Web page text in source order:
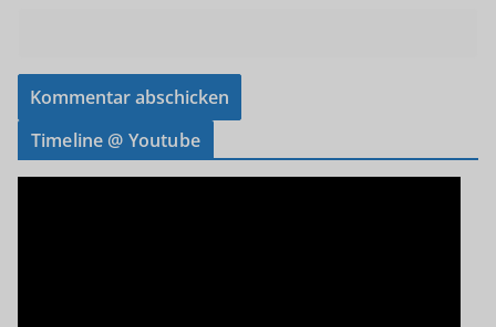
Timeline @ Youtube